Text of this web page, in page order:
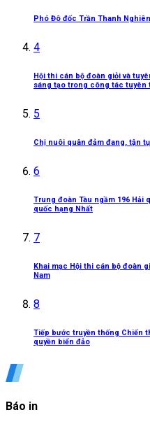
Phó Đô đốc Trần Thanh
4
Hội thi cán bộ đoàn giỏi và
sáng tạo trong công tác tuyên
5
Chị nuôi quân đảm đang, tận
6
Trung đoàn Tàu ngầm 196 Hải
quốc hạng Nhất
7
Khai mạc Hội thi cán bộ đoàn
Nam
8
Tiếp bước truyền thống Chiến
quyền biển đảo
Báo in